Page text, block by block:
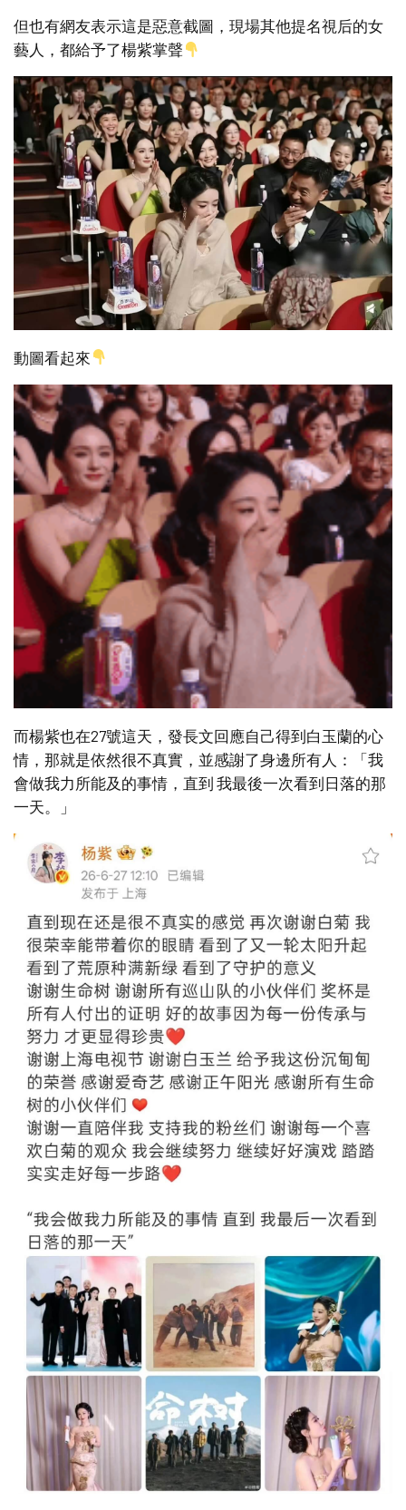
但也有網友表示這是惡意截圖，現場其他提名視后的女
藝人，都給予了楊紫掌聲
動圖看起來
而楊紫也在27號這天，發長文回應自己得到白玉蘭的心
情，那就是依然很不真實，並感謝了身邊所有人：「我
會做我力所能及的事情，直到 我最後一次看到日落的那
一天。」